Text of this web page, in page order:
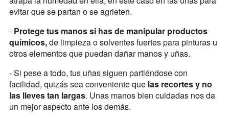
evitar que se partan o se agrieten.
- Protege tus manos si has de manipular productos
químicos,de limpieza o solventes fuertes para pinturas u
otros elementos que puedan dañar manos y uñas.
- Si pese a todo, tus uñas siguen partiéndose con
facilidad, quizás sea conveniente que las recortes y no
las lleves tan largas. Unas manos bien cuidadas nos da
un mejor aspecto ante los demás.